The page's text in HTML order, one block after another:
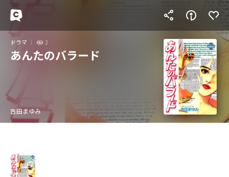
ドラマ 2
あんたのバラード
吉田まゆみ